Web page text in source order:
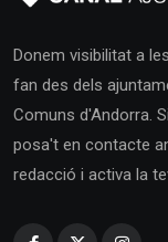
Donem visibilitat a
fan des dels
Comuns d'Andorra.
posa't en contacte
redacció i activa la